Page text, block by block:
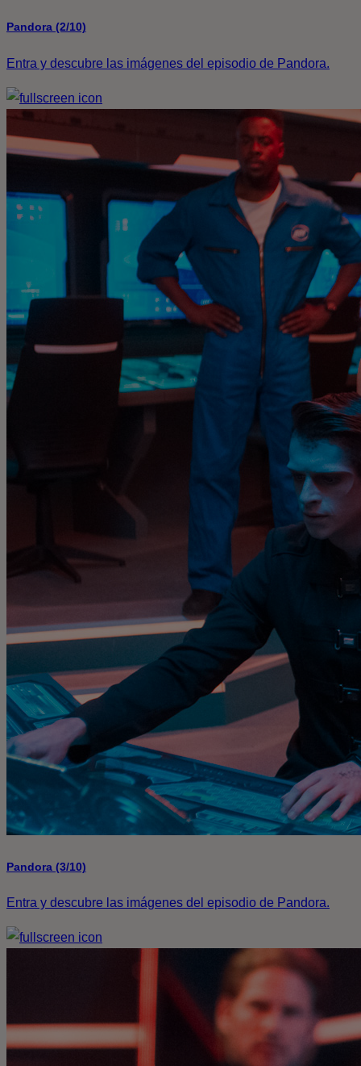
Pandora (2/10)
Entra y descubre las imágenes del episodio de Pandora.
Pandora (3/10)
Entra y descubre las imágenes del episodio de Pandora.